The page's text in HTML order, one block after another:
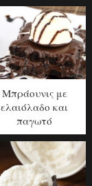
Μπράουνις με
ελαιόλαδο και
παγωτό